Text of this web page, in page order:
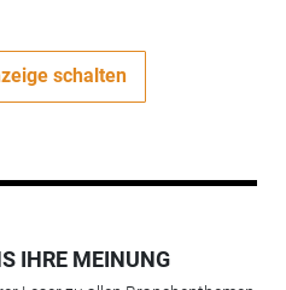
schalten
IHRE MEINUNG